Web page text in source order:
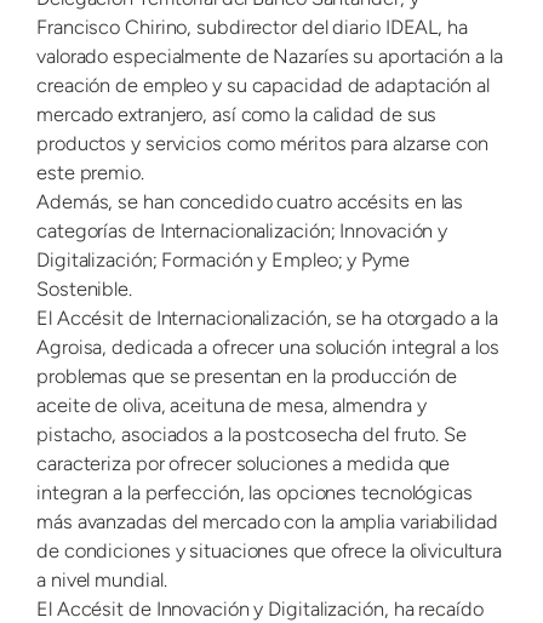
Francisco Chirino, subdirector del diario IDEAL, ha
valorado especialmente de Nazaríes su aportación a la
creación de empleo y su capacidad de adaptación al
mercado extranjero, así como la calidad de sus
productos y servicios como méritos para alzarse con
este premio.
Además, se han concedido cuatro accésits en las
categorías de Internacionalización; Innovación y
Digitalización; Formación y Empleo; y Pyme
Sostenible.
El Accésit de Internacionalización, se ha otorgado a la
Agroisa, dedicada a ofrecer una solución integral a los
problemas que se presentan en la producción de
aceite de oliva, aceituna de mesa, almendra y
pistacho, asociados a la postcosecha del fruto. Se
caracteriza por ofrecer soluciones a medida que
integran a la perfección, las opciones tecnológicas
más avanzadas del mercado con la amplia variabilidad
de condiciones y situaciones que ofrece la olivicultura
a nivel mundial.
El Accésit de Innovación y Digitalización, ha recaído